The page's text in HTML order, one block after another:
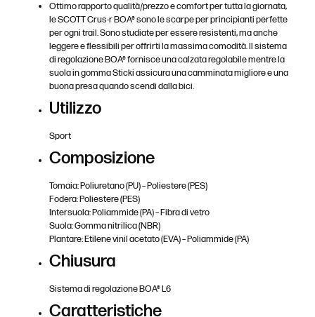
Ottimo rapporto qualità/prezzo e comfort per tutta la giornata,
le SCOTT Crus-r BOA® sono le scarpe per principianti perfette
per ogni trail. Sono studiate per essere resistenti, ma anche
leggere e flessibili per offrirti la massima comodità. Il sistema
di regolazione BOA® fornisce una calzata regolabile mentre la
suola in gomma Sticki assicura una camminata migliore e una
buona presa quando scendi dalla bici.
Utilizzo
Sport
Composizione
Tomaia: Poliuretano (PU) – Poliestere (PES)
Fodera: Poliestere (PES)
Intersuola: Poliammide (PA) – Fibra di vetro
Suola: Gomma nitrilica (NBR)
Plantare: Etilene vinil acetato (EVA) – Poliammide (PA)
Chiusura
Sistema di regolazione BOA® L6
Caratteristiche